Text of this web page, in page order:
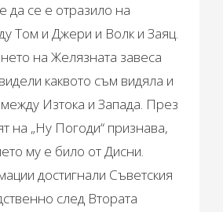
да се е отразило на
Том и Джери и Волк и Заяц.
на Желязната завеса
каквото съм видяла и
Изтока и Запада. През
на „Ну Погоди“ признава,
му е било от Дисни.
достигнали Съветския
след Втората